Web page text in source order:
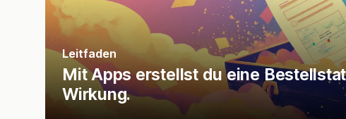
Leitfaden
Mit Apps erstellst du eine
Wirkung.